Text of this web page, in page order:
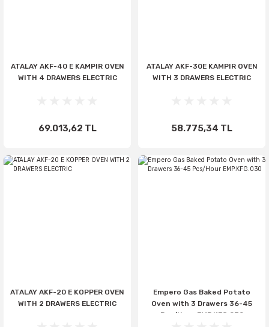
ATALAY AKF-40 E KAMPIR OVEN
WITH 4 DRAWERS ELECTRIC
69.013,62 TL
ATALAY AKF-30E KAMPIR OVEN
WITH 3 DRAWERS ELECTRIC
58.775,34 TL
ATALAY AKF-20 E KOPPER OVEN
WITH 2 DRAWERS ELECTRIC
Empero Gas Baked Potato
Oven with 3 Drawers 36-45
Pcs/Hour EMP.KFG.030